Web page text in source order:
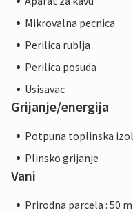
Mikrovalna pecnica
Perilica rublja
Perilica posuda
Usisavac
Grijanje/energija
Potpuna toplinska
Plinsko grijanje
Vani
Prirodna parcela : 50